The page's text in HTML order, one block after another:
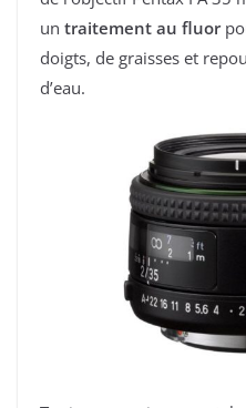
un traitement au fluor
doigts, de graisses et
d’eau.